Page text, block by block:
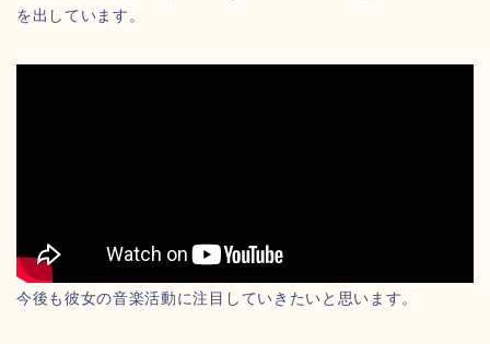
を出しています。
今後も彼女の音楽活動に注目していきたいと思います。